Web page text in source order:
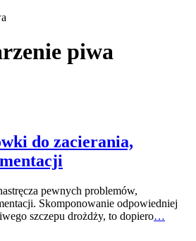
piwa
do zacierania,
pewnych problemów,
Skomponowanie odpowiedniej
szczepu drożdży, to dopiero…